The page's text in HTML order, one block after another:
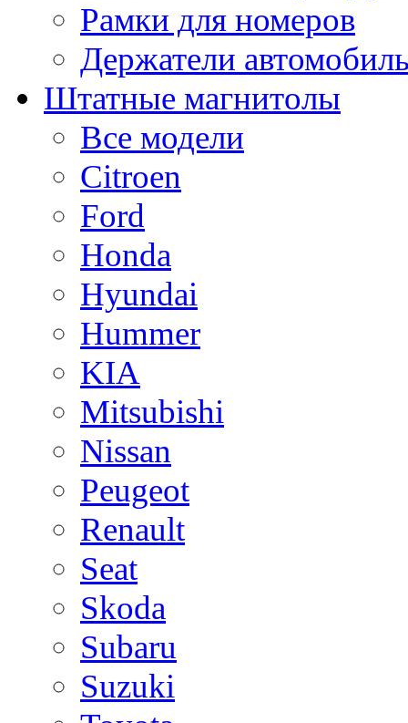
Рамки для номеров
Держатели
Штатные магнитолы
Все модели
Citroen
Ford
Honda
Hyundai
Hummer
KIA
Mitsubishi
Nissan
Peugeot
Renault
Seat
Skoda
Subaru
Suzuki